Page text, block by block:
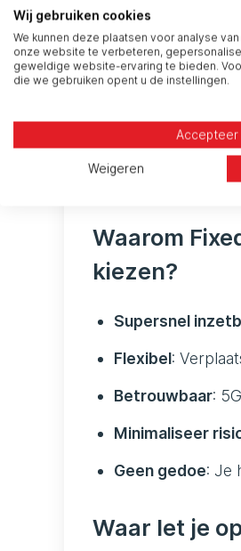
doordat apparatuur
medewerkers
deze stressvolle
Met Fixed
Zo minimaliseer je
richten op het
continuïteit.
Waarom
kiezen?
Supersnel
Flexibel:
Betrouwbaar:
Minimaliseer
Geen gedoe: Je
Waar let je
Wij gebruiken cookies
We kunnen deze plaatsen voor analyse
onze website te verbeteren,
geweldige website-ervaring te bieden.
die we gebruiken opent u de instellingen.
Accepteer
Weigeren